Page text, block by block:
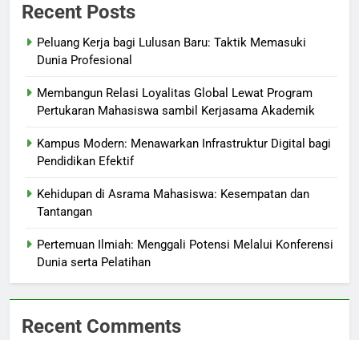
Recent Posts
Peluang Kerja bagi Lulusan Baru: Taktik Memasuki
Dunia Profesional
Membangun Relasi Loyalitas Global Lewat Program
Pertukaran Mahasiswa sambil Kerjasama Akademik
Kampus Modern: Menawarkan Infrastruktur Digital bagi
Pendidikan Efektif
Kehidupan di Asrama Mahasiswa: Kesempatan dan
Tantangan
Pertemuan Ilmiah: Menggali Potensi Melalui Konferensi
Dunia serta Pelatihan
Recent Comments